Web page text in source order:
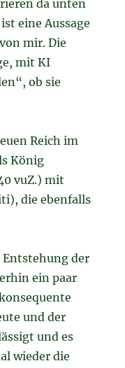
da unten
eine Aussage
mir. Die
mit KI
ob sie
Reich im
König
vuZ.) mit
die ebenfalls
Entstehung der
ein paar
und der
und es
wieder die